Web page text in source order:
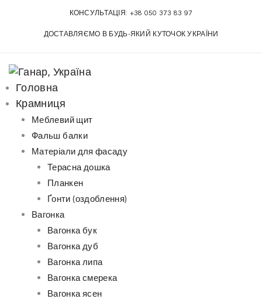
o
c
КОНСУЛЬТАЦІЯ: +38 050 373 83 97
ДОСТАВЛЯЄМО В БУДЬ-ЯКИЙ КУТОЧОК УКРАЇНИ
Головна
Крамниця
Меблевий щит
Фальш балки
Матеріали для фасаду
Терасна дошка
Планкен
Ґонти (оздоблення)
Вагонка
Вагонка бук
Вагонка дуб
Вагонка липа
Вагонка смерека
Вагонка ясен